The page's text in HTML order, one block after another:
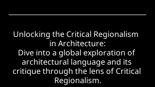
Unlocking the Critical Regionalism
in Architecture:
Dive into a global exploration of
architectural language and its
critique through the lens of Critical
Regionalism.